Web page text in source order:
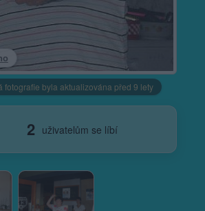
fotografie byla aktualizována před 9 lety
2 uživatelům se líbí